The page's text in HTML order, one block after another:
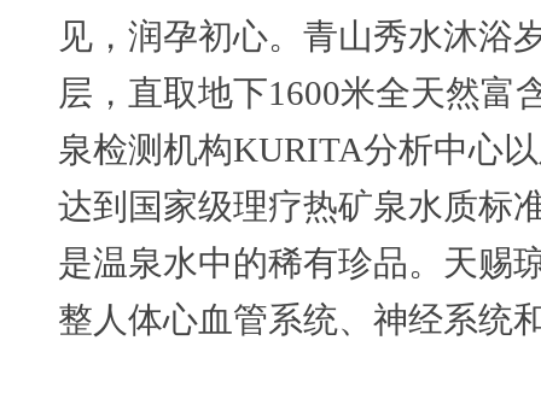
见，润孕初心。青山秀水沐浴
层，直取地下1600米全天然富
泉检测机构KURITA分析中心
达到国家级理疗热矿泉水质标
是温泉水中的稀有珍品。天赐
整人体心血管系统、神经系统